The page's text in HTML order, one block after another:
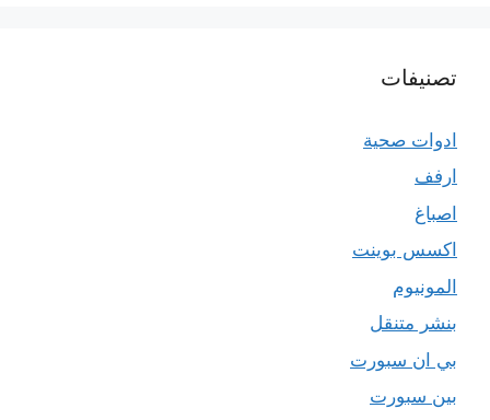
تصنيفات
ادوات صحية
ارفف
اصباغ
اكسس بوينت
المونيوم
بنشر متنقل
بي ان سبورت
بين سبورت